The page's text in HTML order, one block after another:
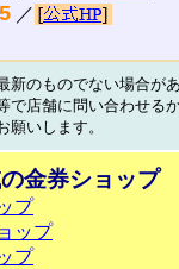
／
新のものでない場合が
で店舗に問い合わせる
願いします。
金券ショップ
プ
ップ
プ